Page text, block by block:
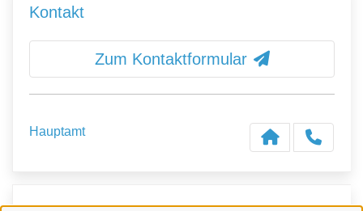
Kontakt
Zum Kontaktformular
Hauptamt